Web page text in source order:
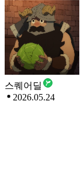
스퀘어딜
2026.05.24